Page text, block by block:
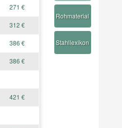
271 €
312 €
386 €
386 €
421 €
Rohmaterial
Stahllexikon